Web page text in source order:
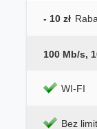
- 10 zł
100 Mb/s,
WI-FI
Bez